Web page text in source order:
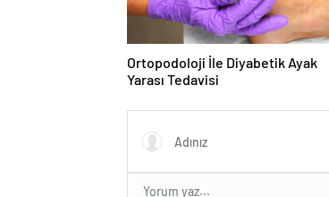
Ortopodoloji İle Diyabetik Ayak
Yarası Tedavisi